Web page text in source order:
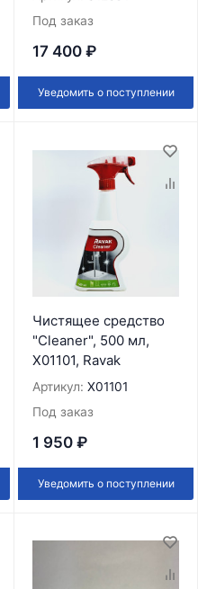
Под заказ
17 400 ₽
Уведомить о поступлении
Чистящее средство
"Cleaner", 500 мл,
X01101, Ravak
Артикул: X01101
Под заказ
1 950 ₽
Уведомить о поступлении